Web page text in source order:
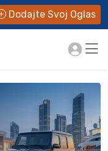
Dodajte Svoj Oglas